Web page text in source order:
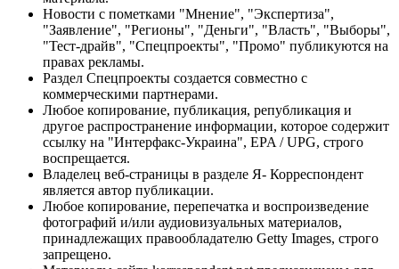
Новости с пометками "Мнение", "Экспертиза",
"Заявление", "Регионы", "Деньги", "Власть", "Выборы",
"Тест-драйв", "Спецпроекты", "Промо" публикуются на
правах рекламы.
Раздел Спецпроекты создается совместно с
коммерческими партнерами.
Любое копирование, публикация, републикация и
другое распространение информации, которое содержит
ссылку на "Интерфакс-Украина", EPA / UPG, строго
воспрещается.
Владелец веб-страницы в разделе Я- Корреспондент
является автор публикации.
Любое копирование, перепечатка и воспроизведение
фотографий и/или аудиовизуальных материалов,
принадлежащих правообладателю Getty Images, строго
запрещено.